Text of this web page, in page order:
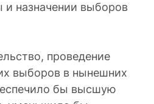
назначении выборов
проведение
выборов в нынешних
бы высшую